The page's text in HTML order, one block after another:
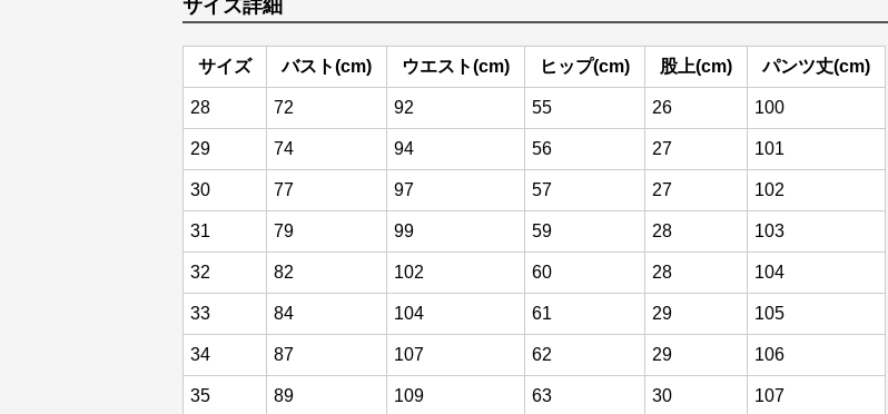
サイズ詳細
サイズ バスト(cm) ウエスト(cm) ヒップ(cm) 股上(cm) パンツ丈(cm)
28 72 92 55 26 100
29 74 94 56 27 101
30 77 97 57 27 102
31 79 99 59 28 103
32 82 102 60 28 104
33 84 104 61 29 105
34 87 107 62 29 106
35 89 109 63 30 107